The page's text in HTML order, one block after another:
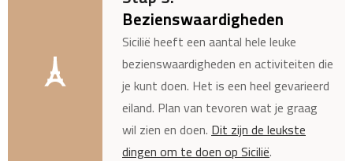
Bezienswaardigheden
Sicilië heeft een aantal hele leuke
bezienswaardigheden en activiteiten die
je kunt doen. Het is een heel gevarieerd
eiland. Plan van tevoren wat je graag
wil zien en doen.Dit zijn de leukste
dingen om te doen op Sicilië.